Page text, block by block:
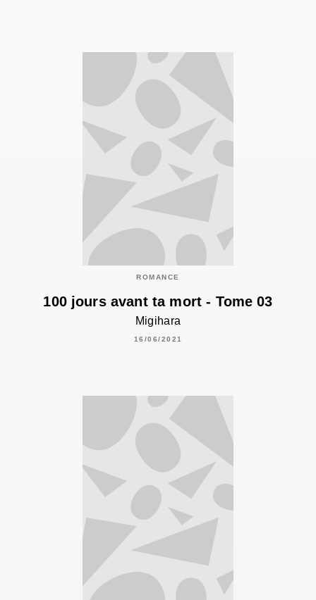
ROMANCE
100 jours avant ta mort - Tome 03
Migihara
16/06/2021